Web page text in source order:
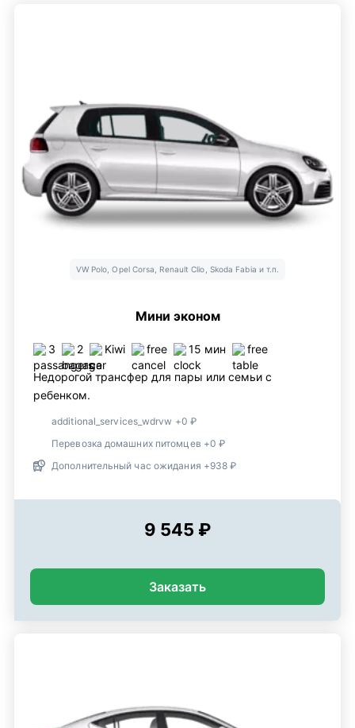
VW Polo, Opel Corsa, Renault Clio, Skoda Fabia и т.п.
Мини эконом
3 2 Kiwi free 15 мин free
Недорогой трансфер для пары или семьи с
ребенком.
additional_services_wdrvw +0 ₽
Перевозка домашних питомцев +0 ₽
Дополнительный час ожидания +938 ₽
9 545 ₽
Заказать